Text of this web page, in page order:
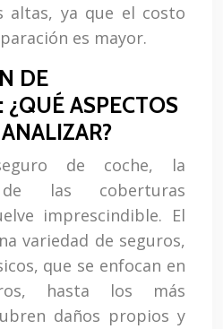
altas, ya que el costo
es mayor.
DE
¿QUÉ ASPECTOS
de coche, la
de las coberturas
imprescindible. El
variedad de seguros,
que se enfocan en
hasta los más
daños propios y